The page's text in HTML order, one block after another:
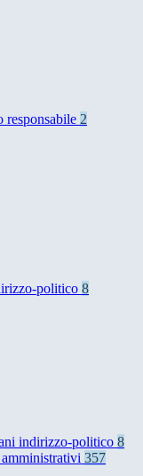
2
politico 8
indirizzo-politico 8
357